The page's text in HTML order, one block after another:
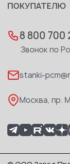
8 800 700
Звонок по
stanki-
Москва, пр.
Развитие
ПОКУПАТЕЛЮ
Дилеры
Доставка
Каталог PDF